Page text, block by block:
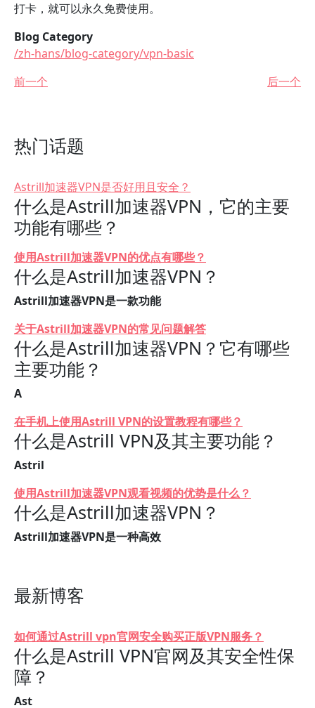
打卡，就可以永久免费使用。
Blog Category
/zh-hans/blog-category/vpn-basic
前一个
后一个
热门话题
Astrill加速器VPN是否好用且安全？
什么是Astrill加速器VPN，它的主要
功能有哪些？
使用Astrill加速器VPN的优点有哪些？
什么是Astrill加速器VPN？
Astrill加速器VPN是一款功能
关于Astrill加速器VPN的常见问题解答
什么是Astrill加速器VPN？它有哪些
主要功能？
A
在手机上使用Astrill VPN的设置教程有哪些？
什么是Astrill VPN及其主要功能？
Astril
使用Astrill加速器VPN观看视频的优势是什么？
什么是Astrill加速器VPN？
Astrill加速器VPN是一种高效
最新博客
如何通过Astrill vpn官网安全购买正版VPN服务？
什么是Astrill VPN官网及其安全性保
障？
Ast